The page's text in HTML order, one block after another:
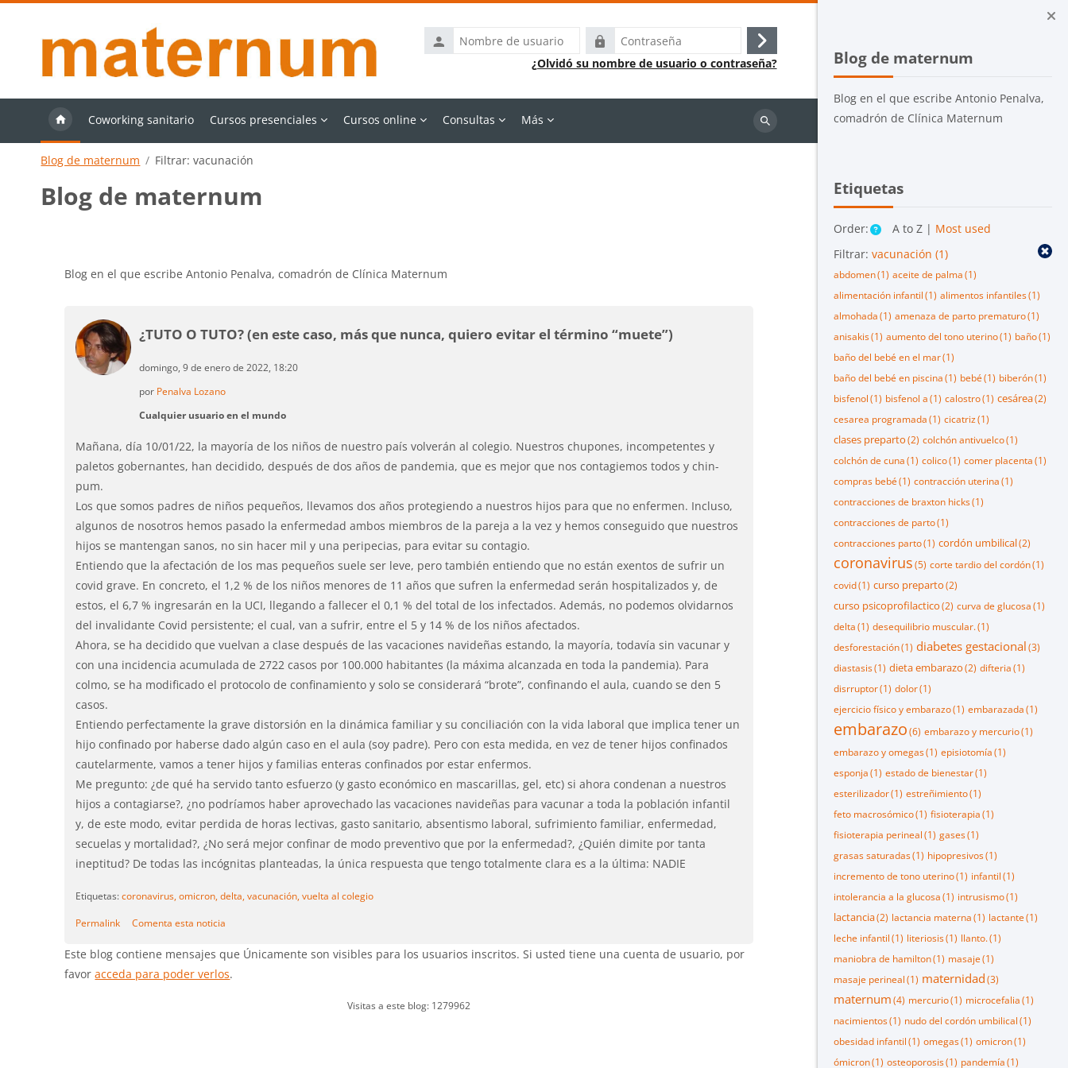
Bloques
Blog de maternum
Blog en el que escribe Antonio Penalva,
comadrón de Clínica Maternum
Etiquetas
Order: A to Z | Most used
Filtrar: vacunación (1)
abdomen(1) aceite de palma(1)
alimentación infantil(1) alimentos infantiles(1)
almohada(1) amenaza de parto prematuro(1)
anisakis(1) aumento del tono uterino(1) baño(1)
baño del bebé en el mar(1)
baño del bebé en piscina(1) bebé(1) biberón(1)
bisfenol(1) bisfenol a(1) calostro(1) cesárea(2)
cesarea programada(1) cicatriz(1)
clases preparto(2) colchón antivuelco(1)
colchón de cuna(1) colico(1) comer placenta(1)
compras bebé(1) contracción uterina(1)
contracciones de braxton hicks(1)
contracciones de parto(1)
contracciones parto(1) cordón umbilical(2)
coronavirus(5) corte tardio del cordón(1)
covid(1) curso preparto(2)
curso psicoprofilactico(2) curva de glucosa(1)
delta(1) desequilibrio muscular.(1)
desforestación(1) diabetes gestacional(3)
diastasis(1) dieta embarazo(2) difteria(1)
disrruptor(1) dolor(1)
ejercicio físico y embarazo(1) embarazada(1)
embarazo(6) embarazo y mercurio(1)
embarazo y omegas(1) episiotomía(1)
esponja(1) estado de bienestar(1)
esterilizador(1) estreñimiento(1)
feto macrosómico(1) fisioterapia(1)
fisioterapia perineal(1) gases(1)
grasas saturadas(1) hipopresivos(1)
incremento de tono uterino(1) infantil(1)
intolerancia a la glucosa(1) intrusismo(1)
lactancia(2) lactancia materna(1) lactante(1)
leche infantil(1) literiosis(1) llanto.(1)
maniobra de hamilton(1) masaje(1)
masaje perineal(1) maternidad(3)
maternum(4) mercurio(1) microcefalia(1)
nacimientos(1) nudo del cordón umbilical(1)
obesidad infantil(1) omegas(1) omicron(1)
ómicron(1) osteoporosis(1) pandemía(1)
Nombre
de
Contraseña
Acceder
¿Olvidó su nombre de usuario o contraseña?
Coworking sanitario Cursos presenciales Cursos online Consultas Más
Buscar
Blog de maternum Filtrar: vacunación
Blog de maternum
Blog en el que escribe Antonio Penalva, comadrón de Clínica Maternum
¿TUTO O TUTO? (en este caso, más que nunca, quiero evitar el término “muete”)
domingo, 9 de enero de 2022, 18:20
por Penalva Lozano
Cualquier usuario en el mundo
Mañana, día 10/01/22, la mayoría de los niños de nuestro país volverán al colegio. Nuestros chupones, incompetentes y
paletos gobernantes, han decidido, después de dos años de pandemia, que es mejor que nos contagiemos todos y chin-
pum.
Los que somos padres de niños pequeños, llevamos dos años protegiendo a nuestros hijos para que no enfermen. Incluso,
algunos de nosotros hemos pasado la enfermedad ambos miembros de la pareja a la vez y hemos conseguido que nuestros
hijos se mantengan sanos, no sin hacer mil y una peripecias, para evitar su contagio.
Entiendo que la afectación de los mas pequeños suele ser leve, pero también entiendo que no están exentos de sufrir un
covid grave. En concreto, el 1,2 % de los niños menores de 11 años que sufren la enfermedad serán hospitalizados y, de
estos, el 6,7 % ingresarán en la UCI, llegando a fallecer el 0,1 % del total de los infectados. Además, no podemos olvidarnos
del invalidante Covid persistente; el cual, van a sufrir, entre el 5 y 14 % de los niños afectados.
Ahora, se ha decidido que vuelvan a clase después de las vacaciones navideñas estando, la mayoría, todavía sin vacunar y
con una incidencia acumulada de 2722 casos por 100.000 habitantes (la máxima alcanzada en toda la pandemia). Para
colmo, se ha modificado el protocolo de confinamiento y solo se considerará “brote”, confinando el aula, cuando se den 5
casos.
Entiendo perfectamente la grave distorsión en la dinámica familiar y su conciliación con la vida laboral que implica tener un
hijo confinado por haberse dado algún caso en el aula (soy padre). Pero con esta medida, en vez de tener hijos confinados
cautelarmente, vamos a tener hijos y familias enteras confinados por estar enfermos.
Me pregunto: ¿de qué ha servido tanto esfuerzo (y gasto económico en mascarillas, gel, etc) si ahora condenan a nuestros
hijos a contagiarse?, ¿no podríamos haber aprovechado las vacaciones navideñas para vacunar a toda la población infantil
y, de este modo, evitar perdida de horas lectivas, gasto sanitario, absentismo laboral, sufrimiento familiar, enfermedad,
secuelas y mortalidad?, ¿No será mejor confinar de modo preventivo que por la enfermedad?, ¿Quién dimite por tanta
ineptitud? De todas las incógnitas planteadas, la única respuesta que tengo totalmente clara es a la última: NADIE
Etiquetas:coronavirus, omicron, delta, vacunación, vuelta al colegio
Permalink Comenta esta noticia
Este blog contiene mensajes que Únicamente son visibles para los usuarios inscritos. Si usted tiene una cuenta de usuario, por
favoracceda para poder verlos.
Visitas a este blog: 1279962